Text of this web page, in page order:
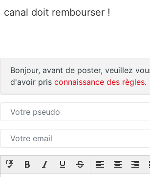
canal doit rembourser !
Bonjour, avant de poster, veuillez
d'avoir pris connaissance des règles.